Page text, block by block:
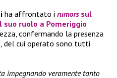
ha affrontato i rumorssul
suo ruolo a Pomeriggio
confermando la presenza
, del cui operato sono tutti
impegnando veramente tanto